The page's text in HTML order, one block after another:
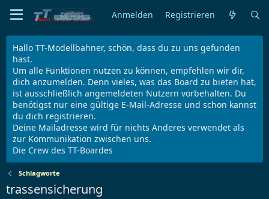
Anmelden Registrieren
Hallo TT-Modellbahner, schön, dass du zu uns gefunden
hast.
Um alle Funktionen nutzen zu können, empfehlen wir dir,
dich anzumelden. Denn vieles, was das Board zu bieten hat,
ist ausschließlich angemeldeten Nutzern vorbehalten. Du
benötigst nur eine gültige E-Mail-Adresse und schon kannst
du dich registrieren.
Deine Mailadresse wird für nichts Anderes verwendet als
zur Kommunikation zwischen uns.
Die Crew des TT-Boardes
Schlagworte
trassensicherung